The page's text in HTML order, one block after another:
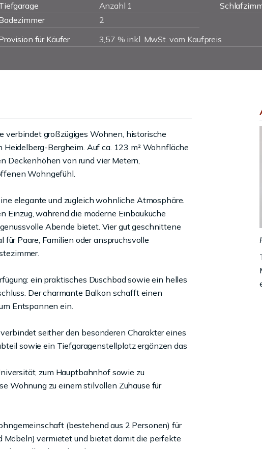
Anzahl 1
2
für Käufer
3,57 % inkl. MwSt. vom Kaufpreis
großzügiges Wohnen, historische
Bergheim. Auf ca. 123 m² Wohnfläche
Deckenhöhen von rund vier Metern,
Wohngefühl.
elegante und zugleich wohnliche Atmosphäre.
während die moderne Einbauküche
Abende bietet. Vier gut geschnittene
Paare, Familien oder anspruchsvolle
ein praktisches Duschbad sowie ein helles
Der charmante Balkon schafft einen
Entspannen ein.
seither den besonderen Charakter eines
sowie ein Tiefgaragenstellplatz ergänzen das
zum Hauptbahnhof sowie zu
Wohnung zu einem stilvollen Zuhause für
(bestehend aus 2 Personen) für
Möbeln) vermietet und bietet damit die perfekte